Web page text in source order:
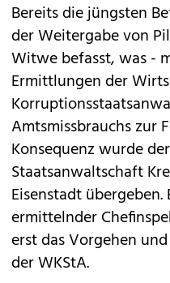
Bereits die jüngsten
der Weitergabe von
Witwe befasst, was -
Ermittlungen der
Amtsmissbrauchs zur
Konsequenz wurde
Staatsanwaltschaft
Eisenstadt übergeben.
ermittelnder
erst das Vorgehen
der WKStA.